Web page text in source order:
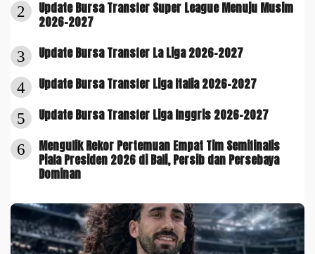
2
Update Bursa Transfer Super League Menuju Musim
2026-2027
3 Update Bursa Transfer La Liga 2026-2027
4 Update Bursa Transfer Liga Italia 2026-2027
5 Update Bursa Transfer Liga Inggris 2026-2027
6
Mengulik Rekor Pertemuan Empat Tim Semifinalis
Piala Presiden 2026 di Bali, Persib dan Persebaya
Dominan